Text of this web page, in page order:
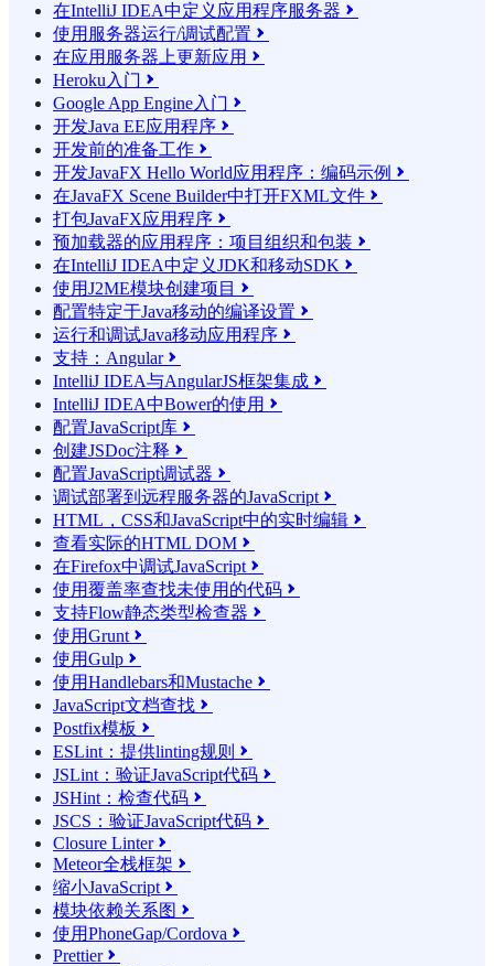
在IntelliJ IDEA中定义应用程序服务器 
使用服务器运行/调试配置 
在应用服务器上更新应用 
Heroku入门 
Google App Engine入门 
开发Java EE应用程序 
开发前的准备工作 
开发JavaFX Hello World应用程序：编码示例 
在JavaFX Scene Builder中打开FXML文件 
打包JavaFX应用程序 
预加载器的应用程序：项目组织和包装 
在IntelliJ IDEA中定义JDK和移动SDK 
使用J2ME模块创建项目 
配置特定于Java移动的编译设置 
运行和调试Java移动应用程序 
支持：Angular
IntelliJ IDEA与AngularJS框架集成 
IntelliJ IDEA中Bower的使用 
配置JavaScript库 
创建JSDoc注释 
配置JavaScript调试器 
调试部署到远程服务器的JavaScript 
HTML，CSS和JavaScript中的实时编辑 
查看实际的HTML DOM 
在Firefox中调试JavaScript 
使用覆盖率查找未使用的代码 
支持Flow静态类型检查器 
使用Grunt 
使用Gulp 
使用Handlebars和Mustache 
JavaScript文档查找 
Postfix模板 
ESLint：提供linting规则 
JSLint：验证JavaScript代码 
JSHint：检查代码 
JSCS：验证JavaScript代码 
Closure Linter
Meteor全栈框架 
缩小JavaScript 
模块依赖关系图 
使用PhoneGap/Cordova 
Prettier